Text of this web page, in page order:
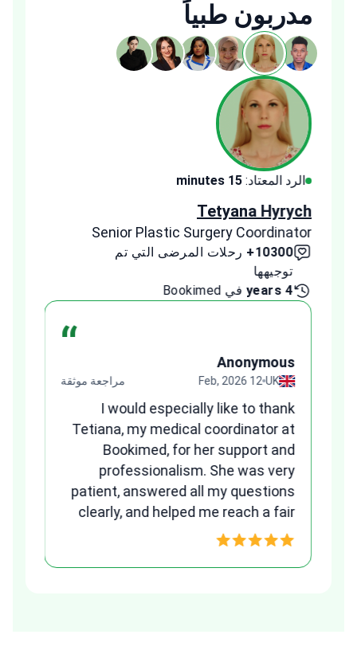
مدربون طبياً
الرد المعتاد: 15 minutes
Tetyana Hyrych
Senior Plastic Surgery Coordinator
10300+
رحلات المرضى التي تم
توجيهها
4 years
في Bookimed
“ Anonymous
UK
12 Feb, 2026 مراجعة موثقة
I would especially like to thank
Tetiana, my medical coordinator at
Bookimed, for her support and
professionalism. She was very
patient, answered all my questions
clearly, and helped me reach a fair
and transparent agreement. Her